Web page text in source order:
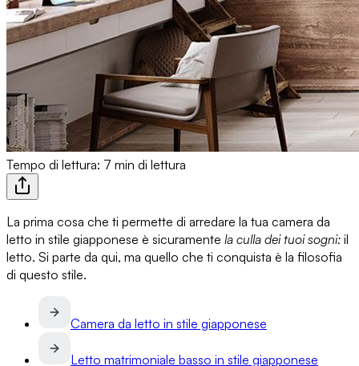
Tempo di lettura: 7 min di lettura
La prima cosa che ti permette di arredare la tua camera da
letto in stile giapponese è sicuramente la culla dei tuoi sogni: il
letto. Si parte da qui, ma quello che ti conquista è la filosofia
di questo stile.
Camera da letto in stile giapponese
Letto matrimoniale basso in stile giapponese